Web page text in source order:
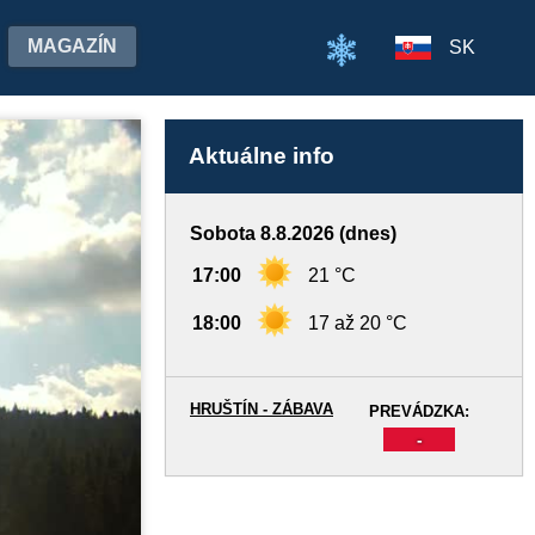
MAGAZÍN SK
Aktuálne info
Sobota 8.8.2026 (dnes)
17:00 21 °C
18:00 17 až 20 °C
PREVÁDZKA:
-
HRUŠTÍN - ZÁBAVA